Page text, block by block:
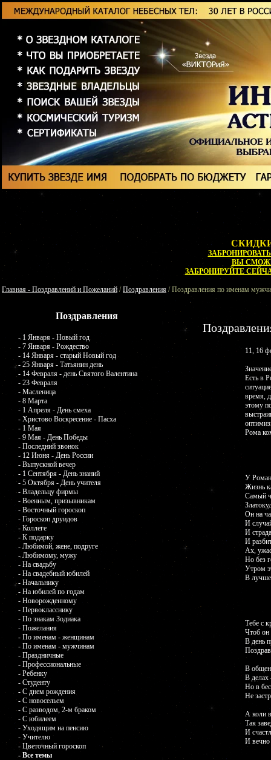
ВЫ
ЗАБРОНИРУЙТЕ
Главная - Поздравлений и Пожеланий /Поздравления / Поздравления по именам
Поздравления
- 1 Января - Новый год
- 7 Января - Рождество
- 14 Января - старый Новый год
- 25 Января - Татьянин день
- 14 Февраля - день Святого Валентина
- 23 Февраля
- Масленица
- 8 Марта
- 1 Апреля - День смеха
- Христово Воскресение - Пасха
- 1 Мая
- 9 Мая - День Победы
- Последний звонок
- 12 Июня - День России
- Выпускной вечер
- 1 Сентября - День знаний
- 5 Октября - День учителя
- Владельцу фирмы
- Военным, призывникам
- Восточный гороскоп
- Гороскоп друидов
- Коллеге
- К подарку
- Любимой, жене, подруге
- Любимому, мужу
- На свадьбу
- На свадебный юбилей
- Начальнику
- На юбилей по годам
- Новорожденному
- Первокласснику
- По знакам Зодиака
- Пожелания
- По именам - женщинам
- По именам - мужчинам
- Праздничные
- Профессиональные
- Ребенку
- Студенту
- С днем рождения
- С новосельем
- С разводом, 2-м браком
- С юбилеем
- Уходящим на пенсию
- Учителю
- Цветочный гороскоп
- Все темы
11, 16
Есть в
время,
этому
Рома
У
Жизнь
Самый
Он на
И
И
И
Ах,
Но без
Утром
В
Тебе с
Чтоб он
В день
В
В делах
Но в
Не
А коли
Так
И
И